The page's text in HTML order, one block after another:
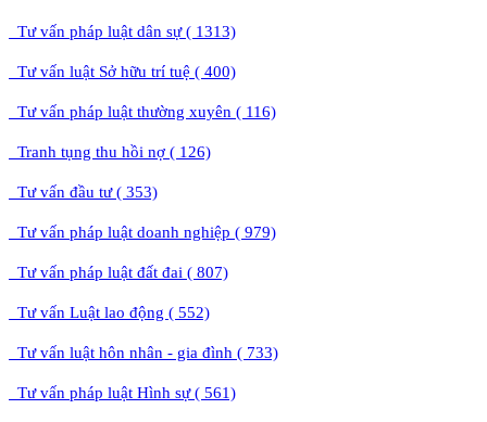
Tư vấn pháp luật dân sự ( 1313)
Tư vấn luật Sở hữu trí tuệ ( 400)
Tư vấn pháp luật thường xuyên ( 116)
Tranh tụng thu hồi nợ ( 126)
Tư vấn đầu tư ( 353)
Tư vấn pháp luật doanh nghiệp ( 979)
Tư vấn pháp luật đất đai ( 807)
Tư vấn Luật lao động ( 552)
Tư vấn luật hôn nhân - gia đình ( 733)
Tư vấn pháp luật Hình sự ( 561)